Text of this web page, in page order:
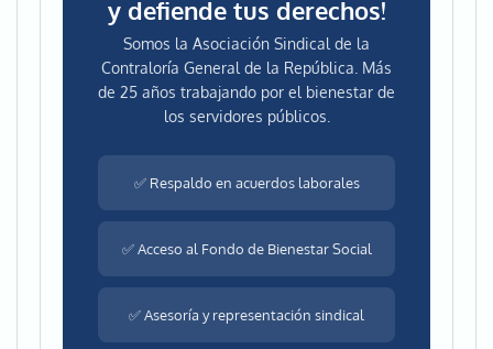
y defiende tus derechos!
Somos la Asociación Sindical de la
Contraloría General de la República. Más
de 25 años trabajando por el bienestar de
los servidores públicos.
✅ Respaldo en acuerdos laborales
✅ Acceso al Fondo de Bienestar Social
✅ Asesoría y representación sindical